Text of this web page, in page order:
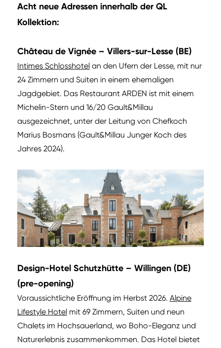
Acht neue Adressen innerhalb der QL
Kollektion:
Château de Vignée – Villers-sur-Lesse (BE)
Intimes Schlosshotel an den Ufern der Lesse, mit nur
24 Zimmern und Suiten in einem ehemaligen
Jagdgebiet. Das Restaurant ARDEN ist mit einem
Michelin-Stern und 16/20 Gault&Millau
ausgezeichnet, unter der Leitung von Chefkoch
Marius Bosmans (Gault&Millau Junger Koch des
Jahres 2024).
Design-Hotel Schutzhütte – Willingen (DE)
(pre-opening)
Voraussichtliche Eröffnung im Herbst 2026. Alpine
Lifestyle Hotel mit 69 Zimmern, Suiten und neun
Chalets im Hochsauerland, wo Boho-Eleganz und
Naturerlebnis zusammenkommen. Das Hotel bietet